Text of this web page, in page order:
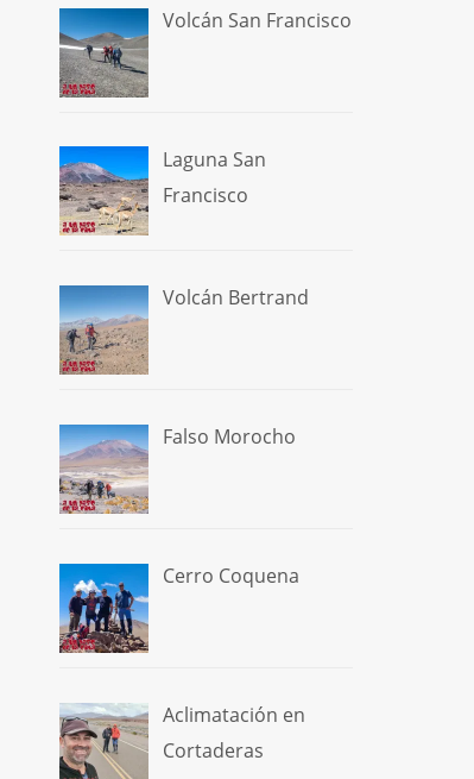
Volcán San Francisco
Laguna San
Francisco
Volcán Bertrand
Falso Morocho
Cerro Coquena
Aclimatación en
Cortaderas